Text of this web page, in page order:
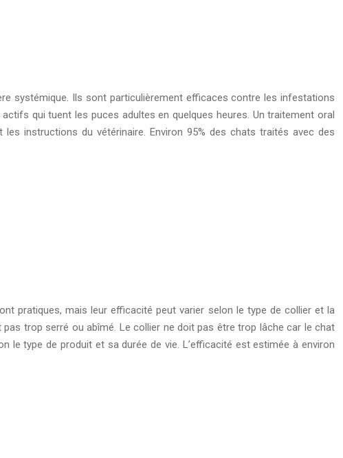
systémique. Ils sont particulièrement efficaces contre les infestations
qui tuent les puces adultes en quelques heures. Un traitement oral
instructions du vétérinaire. Environ 95% des chats traités avec des
pratiques, mais leur efficacité peut varier selon le type de collier et la
pas trop serré ou abîmé. Le collier ne doit pas être trop lâche car le chat
le type de produit et sa durée de vie. L’efficacité est estimée à environ